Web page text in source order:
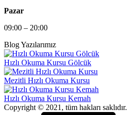
Pazar
09:00 – 20:00
Blog Yazılarımız
Hızlı Okuma Kursu Gölcük
Mezitli Hızlı Okuma Kursu
Hızlı Okuma Kursu Kemah
Copyright © 2021, tüm hakları saklıdır.